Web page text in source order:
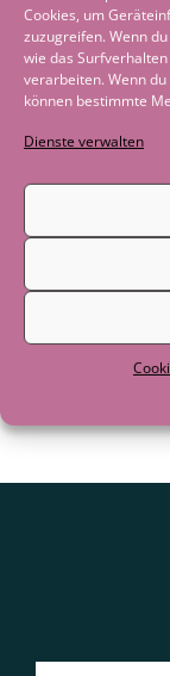
Cookies, um
zuzugreifen. Wenn
wie das
verarbeiten. Wenn
können bestimmte
Dienste verwalten
August 2026
wird4. Juli
Boot nicht
Als der